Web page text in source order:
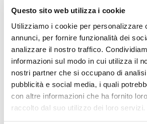
Questo sito web utilizza i cookie
Utilizziamo i cookie per personalizzare
annunci, per fornire funzionalità dei
analizzare il nostro traffico.
informazioni sul modo in cui utilizza il
nostri partner che si occupano di analisi
pubblicità e social media, i quali
con altre informazioni che ha fornito
raccolto dal suo utilizzo dei loro servizi.
Il Dott. Antonio Ambrosetti in
parlerà di Leadership e del
Leader del Futuro, un percorso
studiato proprio per i giovani.
Il numero di posti è limitato, vi
inviare la conferma
all’email
Per ulteriori informazioni non